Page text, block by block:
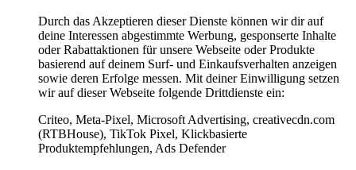
Durch das Akzeptieren dieser Dienste können wir dir auf
deine Interessen abgestimmte Werbung, gesponserte Inhalte
oder Rabattaktionen für unsere Webseite oder Produkte
basierend auf deinem Surf- und Einkaufsverhalten anzeigen
sowie deren Erfolge messen. Mit deiner Einwilligung setzen
wir auf dieser Webseite folgende Drittdienste ein:
Criteo, Meta-Pixel, Microsoft Advertising, creativecdn.com
(RTBHouse), TikTok Pixel, Klickbasierte
Produktempfehlungen, Ads Defender